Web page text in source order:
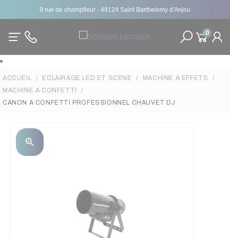
9 rue de champfleur - 49124 Saint Barthelemy d'Anjou
0
ACCUEIL ECLAIRAGE LED ET SCENE
MACHINE A EFFETS
MACHINE A CONFETTI
CANON A CONFETTI PROFESSIONNEL CHAUVET DJ
zoom_in